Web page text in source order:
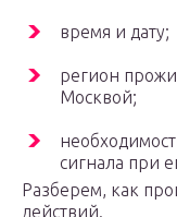
время и дату;
регион
Москвой;
сигнала при
Разберем, как
действий.